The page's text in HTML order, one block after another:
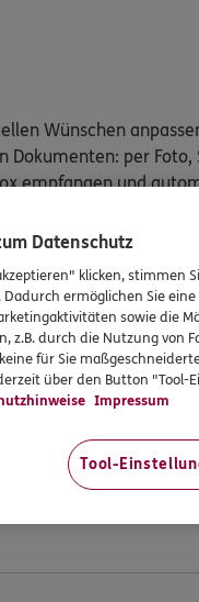
Wünschen
Dokumenten: per Foto,
empfangen und
versicherten
iTunes App Store
könnte
Datenschutz
klicken, stimmen
ermöglichen Sie
sowie die
z.B. durch die Nutzung von
für Sie
über den Button "Tool-
Impressum
Tool-